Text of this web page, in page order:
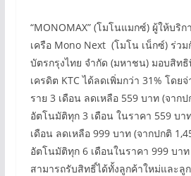
“MONOMAX” (โมโนแมกซ์) ผู้ให้บริ
เครือ Mono Next (โมโน เน็กซ์) ร่ว
บัตรกรุงไทย จำกัด (มหาชน) มอบสิท
เครดิต KTC ได้ลดเพิ่มกว่า 31% โดย
ราย 3 เดือน ลดเหลือ 559 บาท (จาก
อัตโนมัติทุก 3 เดือน ในราคา 559 บา
เดือน ลดเหลือ 999 บาท (จากปกติ
อัตโนมัติทุก 6 เดือนในราคา 999 บา
สามารถรับสิทธิ์ได้ทั้งลูกค้าใหม่และลู